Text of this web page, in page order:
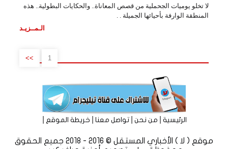
لا تخلو يوميات الجحملية من قصص المعاناة.. والحكايات البطولية.. هذه
المنطقة الوارفة بأحيائها الجميلة . .
الـمــزيـد
1
>>
الرئيسية|من نحن|تواصل معنا|خريطة الموقع
موقع ( لا ) الأخباري المستقل © 2016 - 2018 جميع الحقوق